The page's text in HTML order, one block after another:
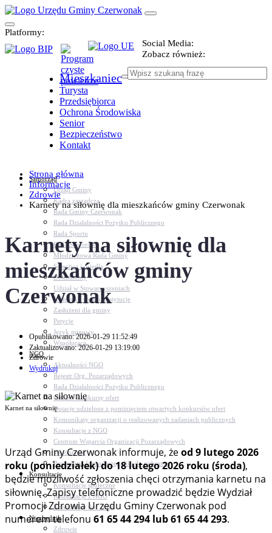
Platformy:
Social Media:
Zobacz również:
Mieszkaniec
Turysta
Przedsiębiorca
Ochrona Środowiska
Senior
Bezpieczeństwo
Kontakt
Samorząd
Urząd Gminy
Kadra zarządcza
Rada Gminy Czerwonak
Rada Działalności Pożytku Publicznego
Rada Sportu
Rada Seniorów
Młodzieżowa Rada Gminy
Sołectwa i osiedla
Dokumenty
Udział w Stowarzyszeniach
Jednostki, spółki, instytucje
Zasłużeni dla gminy
Petycje
Język migowy
Współpraca
NGO
Aktualności NGO
Rejestr Org. Pozarządowych
Rada Działalności Pożytku Publicznego
Otwarte konkursy ofert
Dotacje udzielone z pominięciem otwartych konkursów ofert
Komunikaty organizacji o realizowanych zadaniach publicznych
Konsultacje z NGO
Centrum Wsparcia Organizacji Pozarządowych
Wolontariat
Procedury, formularze, pliki do pobrania
Konsultacje
Konsultacje społeczne
Konsultacje z NGO
Konsultacje dot. dróg
Niezbędnik
Zdrowie
Strona główna
Informacje
Zdrowie
Karnety na siłownię dla mieszkańców gminy Czerwonak
Karnety na siłownię dla
mieszkańców gminy
Czerwonak
Opublikowano: 2026-01-29 11:52:49
Zaktualizowano: 2026-01-29 13:19:00
Zdrowie
Wydrukuj
Karnet na siłownię
Urząd Gminy Czerwonak informuje, żeod 9 lutego 2026
roku (poniedziałek) do 18 lutego 2026 roku (środa),
będzie możliwość zgłoszenia chęci otrzymania karnetu na
siłownię. Zapisy telefoniczne prowadzić będzie Wydział
Promocji Zdrowia Urzędu Gminy Czerwonak pod
numerem telefonu 61 65 44 294 lub 61 65 44 293.